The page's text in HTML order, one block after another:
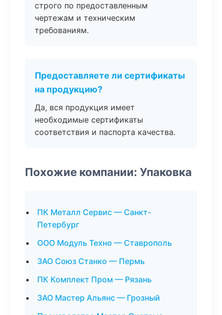
строго по предоставленным
чертежам и техническим
требованиям.
Предоставляете ли сертификаты
на продукцию?
Да, вся продукция имеет
необходимые сертификаты
соответствия и паспорта качества.
Похожие компании: Упаковка
ПК Металл Сервис — Санкт-
Петербург
ООО Модуль Техно — Ставрополь
ЗАО Союз Станко — Пермь
ПК Комплект Пром — Рязань
ЗАО Мастер Альянс — Грозный